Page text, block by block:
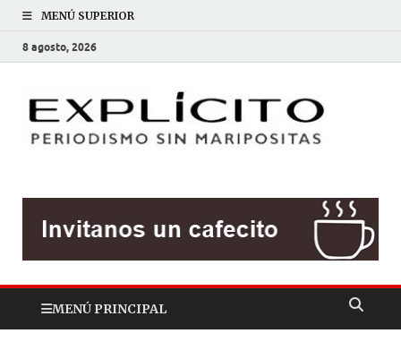
MENÚ SUPERIOR
8 agosto, 2026
MENÚ PRINCIPAL